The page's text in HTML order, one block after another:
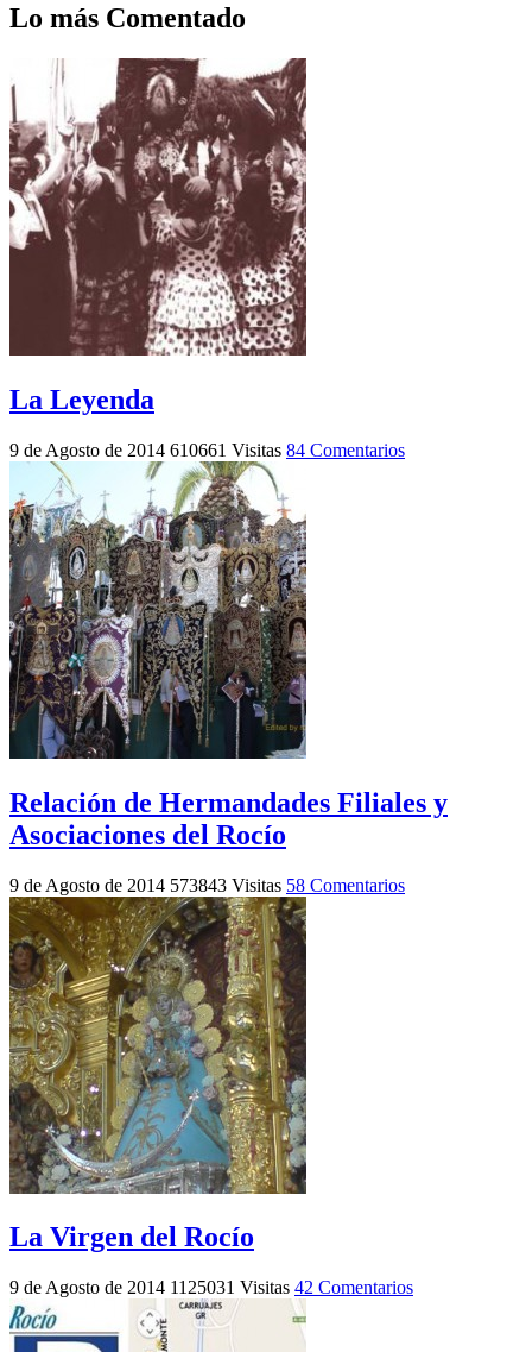
Lo más Comentado
La Leyenda
9 de Agosto de 2014 610661 Visitas 84 Comentarios
Relación de Hermandades Filiales y
Asociaciones del Rocío
9 de Agosto de 2014 573843 Visitas 58 Comentarios
La Virgen del Rocío
9 de Agosto de 2014 1125031 Visitas 42 Comentarios